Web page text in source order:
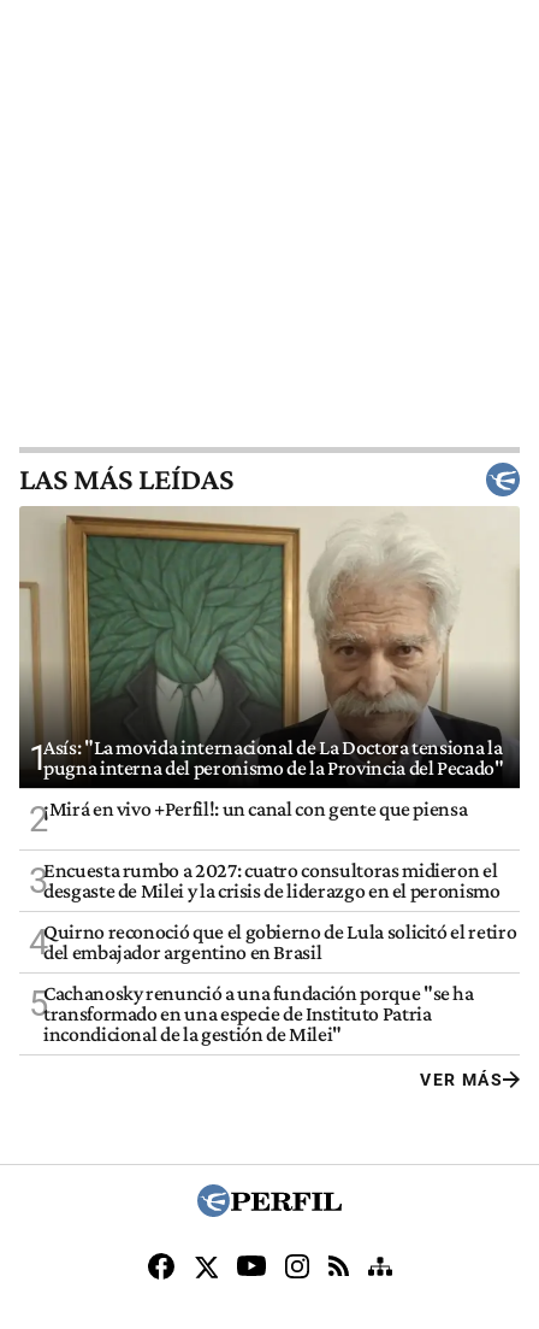
LAS MÁS LEÍDAS
1Asís: "La movida internacional de La Doctora tensiona la
pugna interna del peronismo de la Provincia del Pecado"
2¡Mirá en vivo +Perfil!: un canal con gente que piensa
3Encuesta rumbo a 2027: cuatro consultoras midieron el
desgaste de Milei y la crisis de liderazgo en el peronismo
4Quirno reconoció que el gobierno de Lula solicitó el retiro
del embajador argentino en Brasil
5Cachanosky renunció a una fundación porque "se ha
transformado en una especie de Instituto Patria
incondicional de la gestión de Milei"
VER MÁS